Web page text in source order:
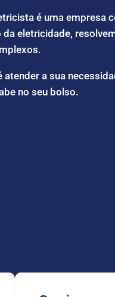
é uma empresa
da eletricidade,
atender a sua
no seu bolso.